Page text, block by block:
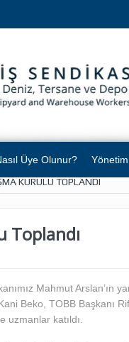
Üye Olunur?
KURULU TOPLANDI
Toplandı
Mahmut Arslan’ın
Beko, TOBB Başkanı
katıldı.